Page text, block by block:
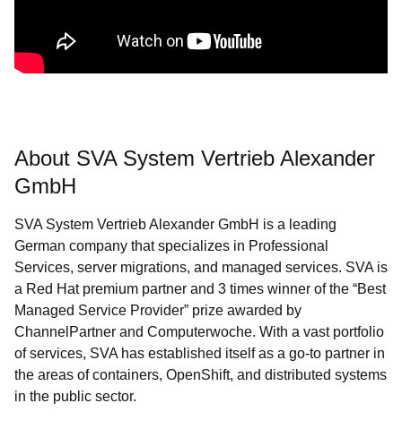
About SVA System Vertrieb Alexander
GmbH
SVA System Vertrieb Alexander GmbH is a leading
German company that specializes in Professional
Services, server migrations, and managed services. SVA is
a Red Hat premium partner and 3 times winner of the “Best
Managed Service Provider” prize awarded by
ChannelPartner and Computerwoche. With a vast portfolio
of services, SVA has established itself as a go-to partner in
the areas of containers, OpenShift, and distributed systems
in the public sector.